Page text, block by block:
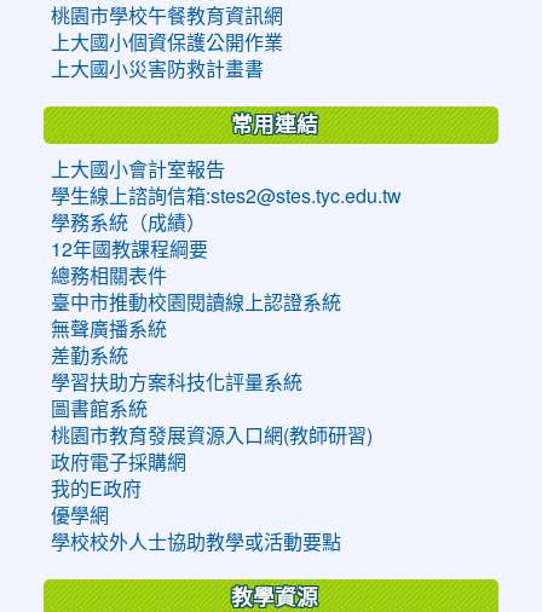
桃園市學校午餐教育資訊網
上大國小個資保護公開作業
上大國小災害防救計畫書
常用連結
上大國小會計室報告
學生線上諮詢信箱:stes2@stes.tyc.edu.tw
學務系統（成績）
12年國教課程綱要
總務相關表件
臺中市推動校園閱讀線上認證系統
無聲廣播系統
差勤系統
學習扶助方案科技化評量系統
圖書館系統
桃園市教育發展資源入口網(教師研習)
政府電子採購網
我的E政府
優學網
學校校外人士協助教學或活動要點
教學資源